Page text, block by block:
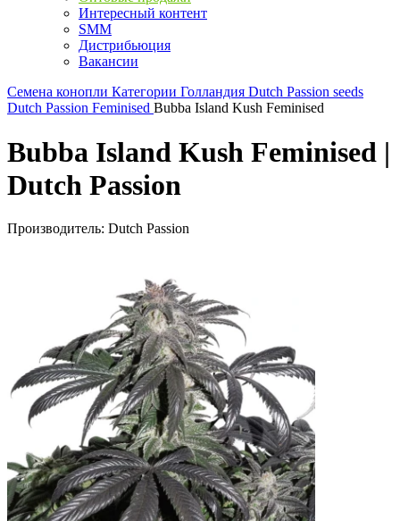
Интересный контент
SMM
Дистрибьюция
Вакансии
Семена конопли Категории Голландия Dutch Passion seeds
Dutch Passion Feminised Bubba Island Kush Feminised
Bubba Island Kush Feminised |
Dutch Passion
Производитель: Dutch Passion